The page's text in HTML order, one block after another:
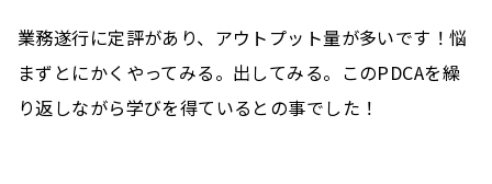
業務遂行に定評があり、アウトプット量が多いです！悩
まずとにかくやってみる。出してみる。このPDCAを繰
り返しながら学びを得ているとの事でした！